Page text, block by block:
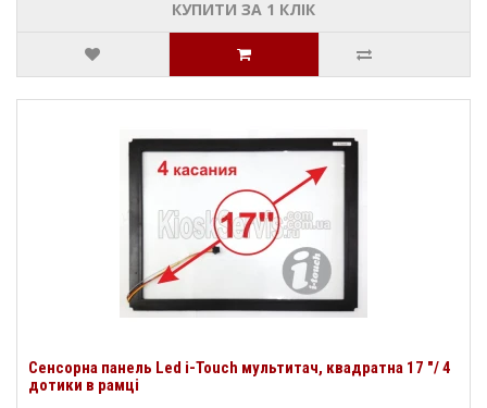
КУПИТИ ЗА 1 КЛIК
Сенсорна панель Led i-Touch мультитач, квадратна 17 "/ 4
дотики в рамці